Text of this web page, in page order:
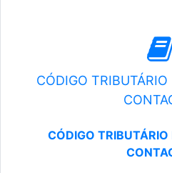
CÓDIGO
CÓDIGO